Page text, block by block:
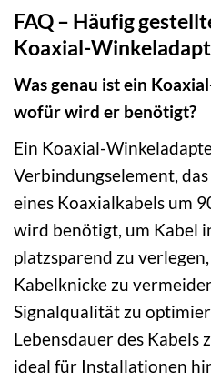
FAQ – Häufig
Koaxial-
Was genau ist ein
wofür wird er benötigt?
Ein Koaxial-
Verbindungselement,
eines Koaxialkabels um
wird benötigt, um Kabel
platzsparend zu
Kabelknicke zu
Signalqualität zu
Lebensdauer des Kabels
ideal für Installationen